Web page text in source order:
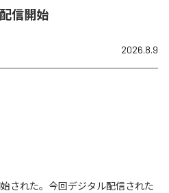
信開始
2026.8.9
始された。今回デジタル配信された